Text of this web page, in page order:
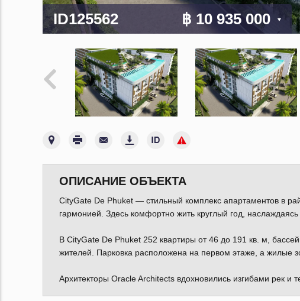
ID125562 ฿ 10 935 000
ОПИСАНИЕ ОБЪЕКТА
CityGate De Phuket — стильный комплекс апартаментов в
гармонией. Здесь комфортно жить круглый год,
В CityGate De Phuket 252 квартиры от 46 до 191 кв. м,
жителей. Парковка расположена на первом этаже, а жилые
Архитекторы Oracle Architects вдохновились изгибами рек и